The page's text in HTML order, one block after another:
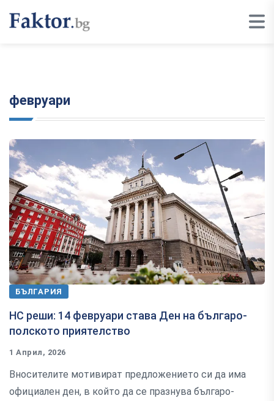
февруари
БЪЛГАРИЯ
НС реши: 14 февруари става Ден на българо-
полското приятелство
1 Април, 2026
Вносителите мотивират предложението си да има
официален ден, в който да се празнува българо-